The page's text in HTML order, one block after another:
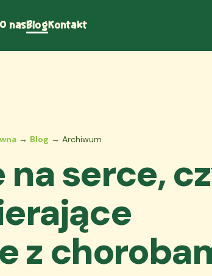
O nasBlogKontakt
→ Blog → Archiwum
serce,
z